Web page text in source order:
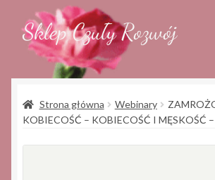
Przejdź
do
nawigacji
Przejdź
do
treści
Sklep Czuły Rozwój
Koszyk
Moje konto
Strona główna Webinary
KOBIECOŚĆ – KOBIECOŚĆ I MĘSKOŚĆ